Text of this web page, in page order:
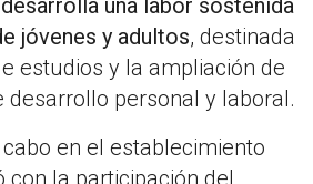
desarrolla una labor sostenida
jóvenes y adultos, destinada
estudios y la ampliación de
desarrollo personal y laboral.
en el establecimiento
con la participación del